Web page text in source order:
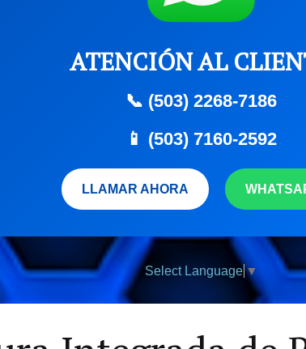
ATENCIÓN AL
📞 (503) 2268-7186
📱 (503) 7160-2592
LLAMAR AHORA
Select Language▼